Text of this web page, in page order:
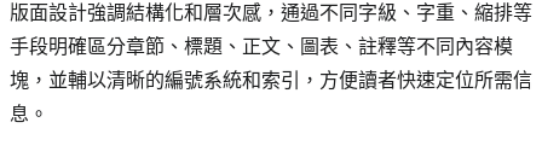
版面設計強調結構化和層次感，通過不同字級、字重、縮排等
手段明確區分章節、標題、正文、圖表、註釋等不同內容模
塊，並輔以清晰的編號系統和索引，方便讀者快速定位所需信
息。